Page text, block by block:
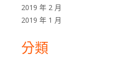
2019 年 2 月
2019 年 1 月
分類